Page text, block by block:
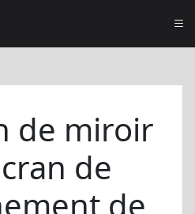
de miroir
de
de